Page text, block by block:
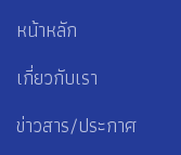
หน้าหลัก
เกี่ยวกับเรา
ข่าวสาร/ประกาศ